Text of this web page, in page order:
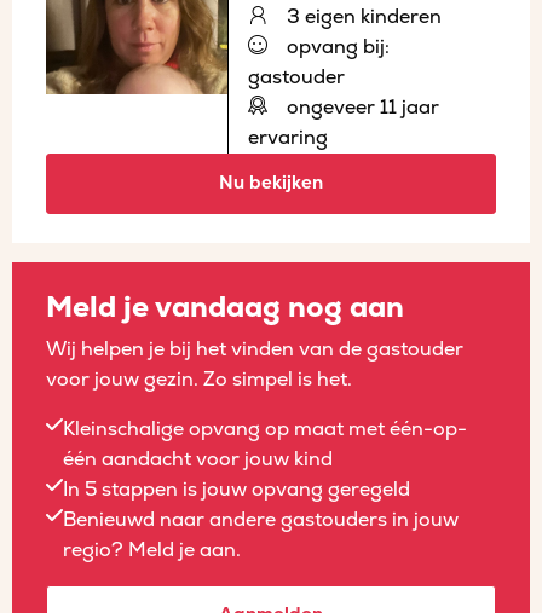
3 eigen kinderen
opvang bij:
gastouder
ongeveer 11 jaar
ervaring
Nu bekijken
Meld je vandaag nog aan
Wij helpen je bij het vinden van de gastouder
voor jouw gezin. Zo simpel is het.
Kleinschalige opvang op maat met één-op-
één aandacht voor jouw kind
In 5 stappen is jouw opvang geregeld
Benieuwd naar andere gastouders in jouw
regio? Meld je aan.